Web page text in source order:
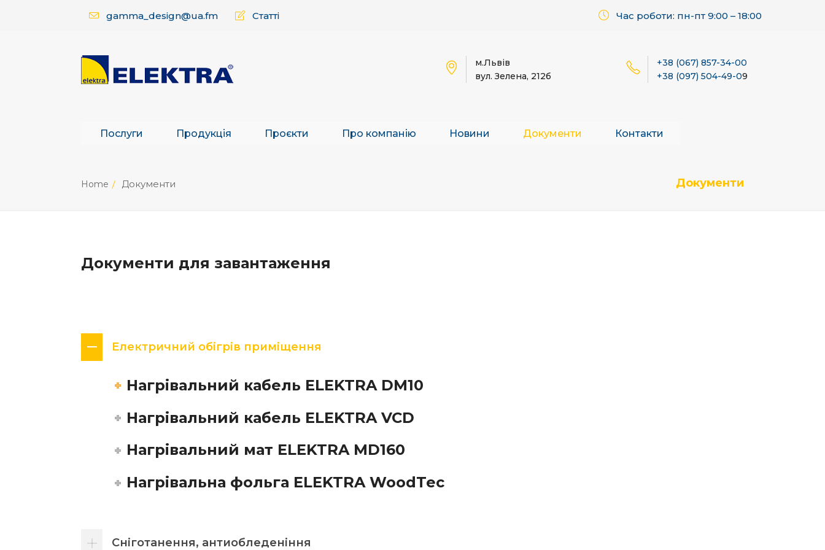
gamma_design@ua.fm Статті Час роботи: пн-пт 9:00 – 18:00
м.Львів
вул. Зелена, 212б
+38 (067) 857-34-00
+38 (097) 504-49-09
Послуги Продукція Проєкти Про компанію Новини Документи Контакти
Документи
Home Документи
Документи для завантаження
Електричний обігрів приміщення
Нагрівальний кабель ELEKTRA DM10
Нагрівальний кабель ELEKTRA VCD
Нагрівальний мат ELEKTRA MD160
Нагрівальна фольга ELEKTRA WoodTec
Сніготанення, антиобледеніння